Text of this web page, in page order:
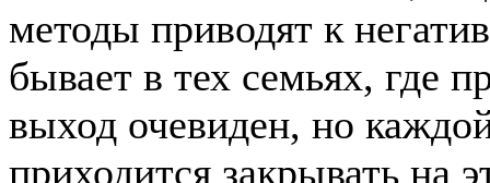
методы приводят к
бывает в тех семьях, где
выход очевиден, но
приходится закрывать на